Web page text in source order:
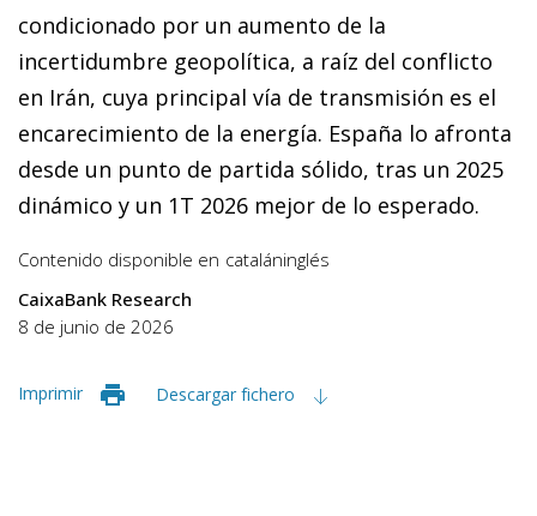
condicionado por un aumento de la
incertidumbre geopolítica, a raíz del conflicto
en Irán, cuya principal vía de transmisión es el
encarecimiento de la energía. España lo afronta
desde un punto de partida sólido, tras un 2025
dinámico y un 1T 2026 mejor de lo esperado.
Contenido disponible en cataláninglés
CaixaBank Research
8 de junio de 2026
Imprimir Descargar fichero